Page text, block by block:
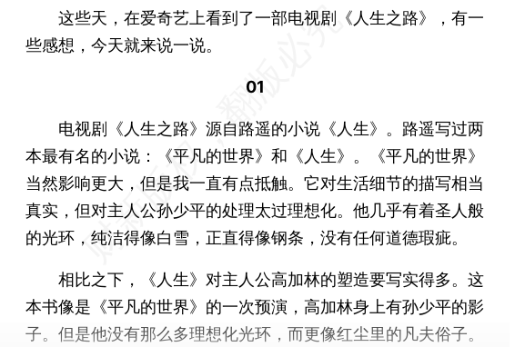
这些天，在爱奇艺上看到了一部电视剧《人生之路》，有一
些感想，今天就来说一说。
01
电视剧《人生之路》源自路遥的小说《人生》。路遥写过两
本最有名的小说：《平凡的世界》和《人生》。《平凡的世界》
当然影响更大，但是我一直有点抵触。它对生活细节的描写相当
真实，但对主人公孙少平的处理太过理想化。他几乎有着圣人般
的光环，纯洁得像白雪，正直得像钢条，没有任何道德瑕疵。
相比之下，《人生》对主人公高加林的塑造要写实得多。这
本书像是《平凡的世界》的一次预演，高加林身上有孙少平的影
子。但是他没有那么多理想化光环，而更像红尘里的凡夫俗子。